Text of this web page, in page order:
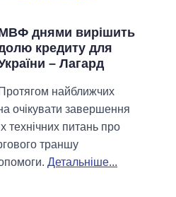
днями вирішить
кредиту для
– Лагард
Протягом найближчих
очікувати завершення
технічних питань про
траншу
Детальніше...